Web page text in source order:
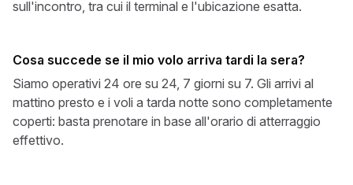
sull'incontro, tra cui il terminal e l'ubicazione esatta.
Cosa succede se il mio volo arriva tardi la sera?
Siamo operativi 24 ore su 24, 7 giorni su 7. Gli arrivi al
mattino presto e i voli a tarda notte sono completamente
coperti: basta prenotare in base all'orario di atterraggio
effettivo.